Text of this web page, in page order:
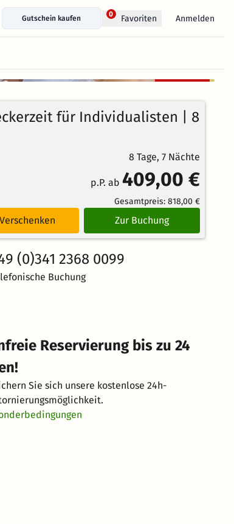
Gutschein kaufen
0 Favoriten Anmelden
98%
Bewertungen
4.6 /5
stornierbar
für Individualisten | 8
8 Tage, 7 Nächte
p.P. ab 409,00 €
Gesamtpreis: 818,00 €
Verschenken Zur Buchung
(0)341 2368 0099
Buchung
Reservierung bis zu 24
Sie sich unsere kostenlose 24h-